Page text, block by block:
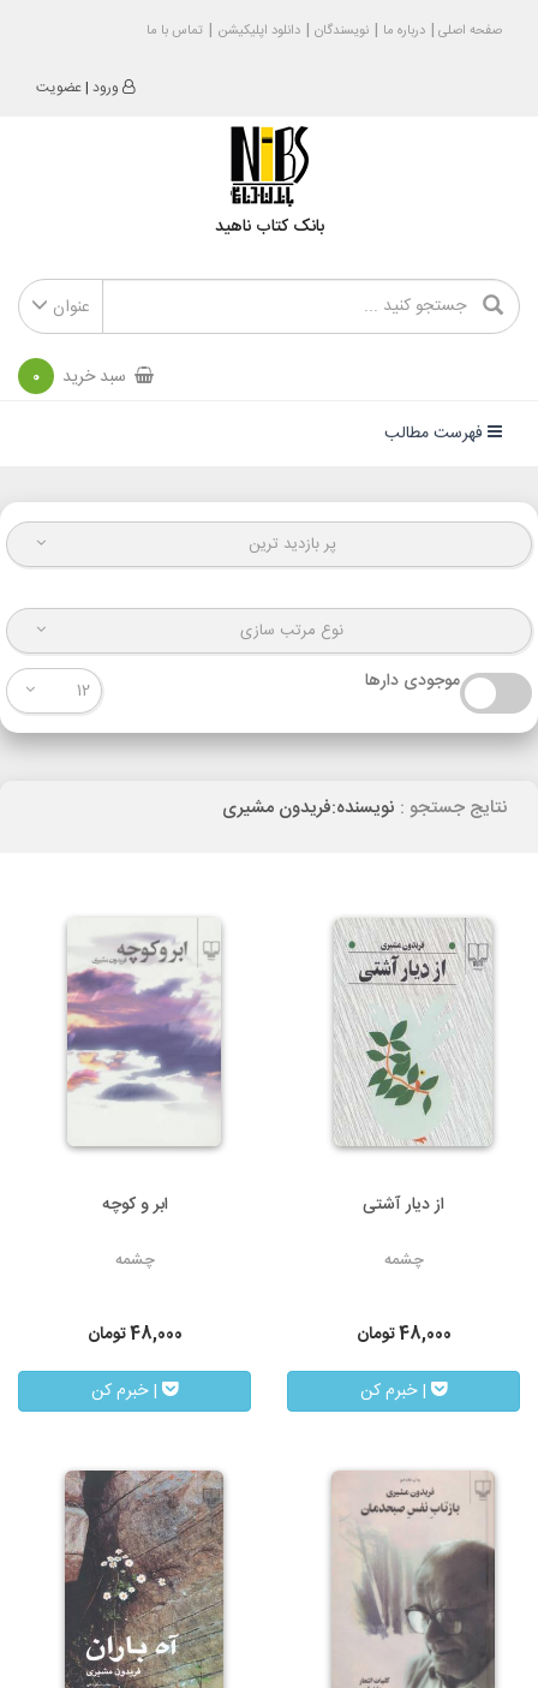
صفحه اصلی درباره ما نویسندگان دانلود اپلیکیشن تماس با ما
ورود |عضویت
بانک کتاب ناهید
عنوان
سبد خرید 0
فهرست مطالب
پر بازدید ترین
نوع مرتب سازی
موجودی دارها 12
نتایج جستجو : نویسنده:فریدون مشیری
از دیار آشتی
چشمه
48,000تومان
| خبرم کن
ابر و کوچه
چشمه
48,000تومان
| خبرم کن